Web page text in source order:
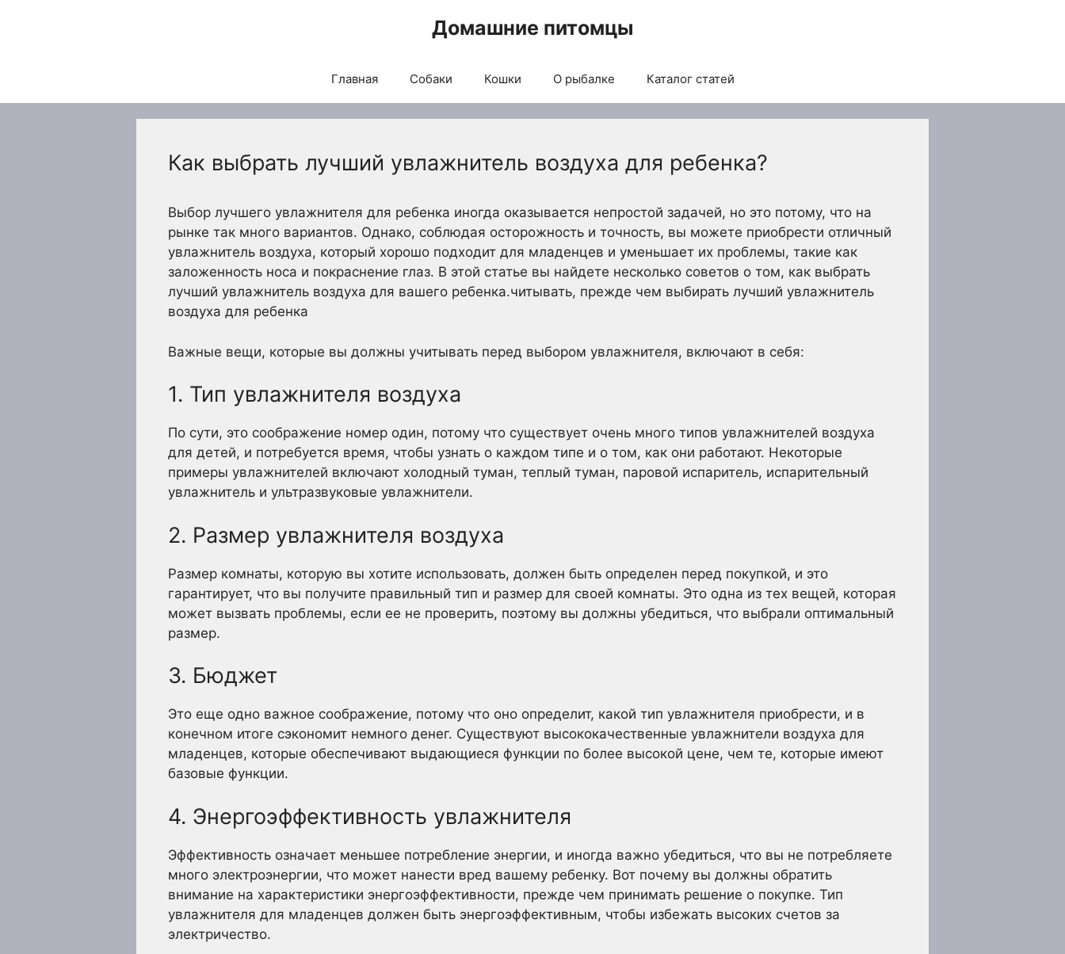
Домашние питомцы
Главная Собаки Кошки О рыбалке Каталог статей
Как выбрать лучший увлажнитель воздуха для ребенка?
Выбор лучшего увлажнителя для ребенка иногда оказывается непростой задачей, но это потому, что на
рынке так много вариантов. Однако, соблюдая осторожность и точность, вы можете приобрести отличный
увлажнитель воздуха, который хорошо подходит для младенцев и уменьшает их проблемы, такие как
заложенность носа и покраснение глаз. В этой статье вы найдете несколько советов о том, как выбрать
лучший увлажнитель воздуха для вашего ребенка.читывать, прежде чем выбирать лучший увлажнитель
воздуха для ребенка
Важные вещи, которые вы должны учитывать перед выбором увлажнителя, включают в себя:
1. Тип увлажнителя воздуха
По сути, это соображение номер один, потому что существует очень много типов увлажнителей воздуха
для детей, и потребуется время, чтобы узнать о каждом типе и о том, как они работают. Некоторые
примеры увлажнителей включают холодный туман, теплый туман, паровой испаритель, испарительный
увлажнитель и ультразвуковые увлажнители.
2. Размер увлажнителя воздуха
Размер комнаты, которую вы хотите использовать, должен быть определен перед покупкой, и это
гарантирует, что вы получите правильный тип и размер для своей комнаты. Это одна из тех вещей, которая
может вызвать проблемы, если ее не проверить, поэтому вы должны убедиться, что выбрали оптимальный
размер.
3. Бюджет
Это еще одно важное соображение, потому что оно определит, какой тип увлажнителя приобрести, и в
конечном итоге сэкономит немного денег. Существуют высококачественные увлажнители воздуха для
младенцев, которые обеспечивают выдающиеся функции по более высокой цене, чем те, которые имеют
базовые функции.
4. Энергоэффективность увлажнителя
Эффективность означает меньшее потребление энергии, и иногда важно убедиться, что вы не потребляете
много электроэнергии, что может нанести вред вашему ребенку. Вот почему вы должны обратить
внимание на характеристики энергоэффективности, прежде чем принимать решение о покупке. Тип
увлажнителя для младенцев должен быть энергоэффективным, чтобы избежать высоких счетов за
электричество.